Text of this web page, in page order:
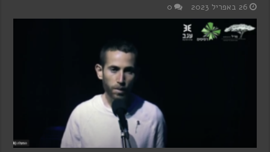
26 באפריל 2023 0